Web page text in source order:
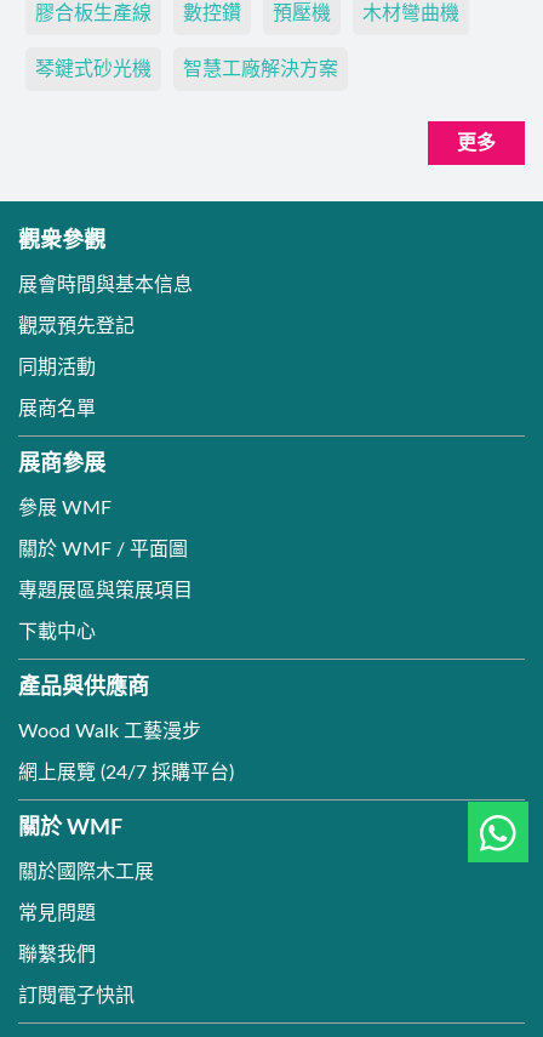
膠合板生產線 數控鑽 預壓機 木材彎曲機
琴鍵式砂光機 智慧工廠解決方案
更多
觀衆參觀
展會時間與基本信息
觀眾預先登記
同期活動
展商名單
展商參展
參展 WMF
關於 WMF / 平面圖
專題展區與策展項目
下載中心
產品與供應商
Wood Walk 工藝漫步
網上展覽 (24/7 採購平台)
關於 WMF
關於國際木工展
常見問題
聯繫我們
訂閱電子快訊